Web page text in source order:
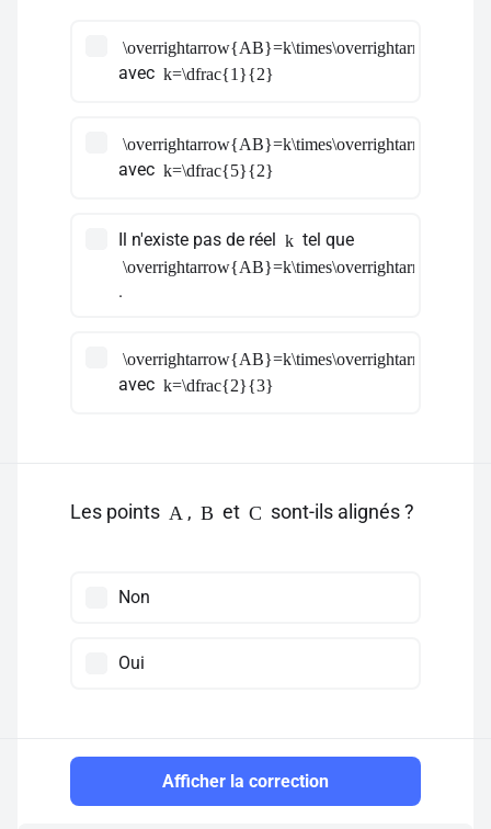
\overrightarrow{AB}=k\times\overrightarrow{AC}
avec k=\dfrac{1}{2}
\overrightarrow{AB}=k\times\overrightarrow{AC}
avec k=\dfrac{5}{2}
Il n'existe pas de réel k tel que
\overrightarrow{AB}=k\times\overrightarrow{AC}
.
\overrightarrow{AB}=k\times\overrightarrow{AC}
avec k=\dfrac{2}{3}
Les points A , B et C sont-ils alignés ?
Non
Oui
Afficher la correction